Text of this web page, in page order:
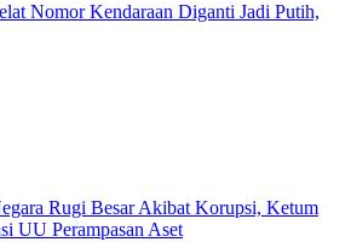
Nomor Kendaraan Diganti Jadi Putih,
Rugi Besar Akibat Korupsi, Ketum
UU Perampasan Aset